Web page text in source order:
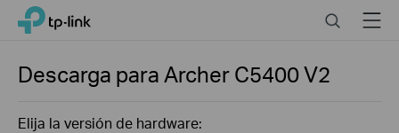
Click
navigation
TP-Link, Reliably Smart SearchMenu
Descarga paraArcher C5400V2
Elija la versión de hardware: